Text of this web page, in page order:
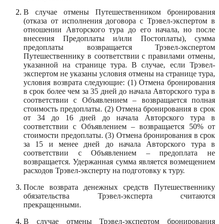
В случае отмены Путешественником бронирования
(отказа от исполнения договора с Трэвел-экспертом в
отношении Авторского тура до его начала, но после
внесения Предоплаты и/или Постоплаты), сумма
предоплаты возвращается Трэвел-экспертом
Путешественнику в соответствии с правилами отмены,
указанной на странице тура. В случае, если Трэвел-
экспертом не указаны условия отмены на странице тура,
условия возврата следующие: (1) Отмена бронирования
в срок более чем за 35 дней до начала Авторского тура в
соответствии с Объявлением – возвращается полная
стоимость предоплаты. (2) Отмена бронирования в срок
от 34 до 16 дней до начала Авторского тура в
соответствии с Объявлением – возвращается 50% от
стоимости предоплаты. (3) Отмена бронирования в срок
за 15 и менее дней до начала Авторского тура в
соответствии с Объявлением – предоплата не
возвращается. Удержанная сумма является возмещением
расходов Трэвел-эксперту на подготовку к туру.
После возврата денежных средств Путешественнику
обязательства
Трэвел-эксперта считаются
прекращенными.
В случае отмены Трэвел-экспертом бронирования